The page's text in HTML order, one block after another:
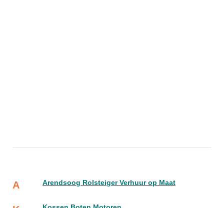
A Arendsoog Rolsteiger Verhuur op Maat